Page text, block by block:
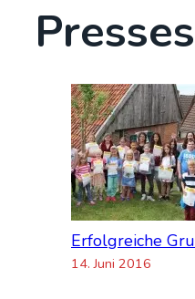
Erfolg­rei­che
14. Juni 2016